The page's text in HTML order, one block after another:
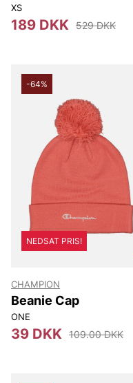
XS
189 DKK 529 DKK
-64%
NEDSAT PRIS!
CHAMPION
Beanie Cap
ONE
39 DKK 109.00 DKK